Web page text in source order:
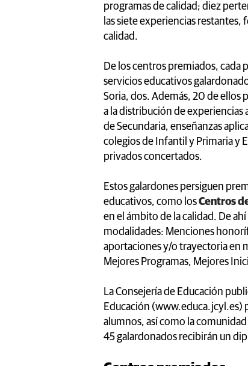
programas de calidad; diez
las siete experiencias
calidad.
De los centros premiados, cada
servicios educativos
Soria, dos. Además, 20 de ellos
a la distribución de experiencias
de Secundaria, enseñanzas
colegios de Infantil y Primaria y
privados concertados.
Estos galardones persiguen
educativos, como losCentros
en el ámbito de la calidad. De
modalidades: Menciones
aportaciones y/o trayectoria en
Mejores Programas, Mejores
La Consejería de Educación
Educación (www.educa.jcyl.es)
alumnos, así como la
45 galardonados recibirán un